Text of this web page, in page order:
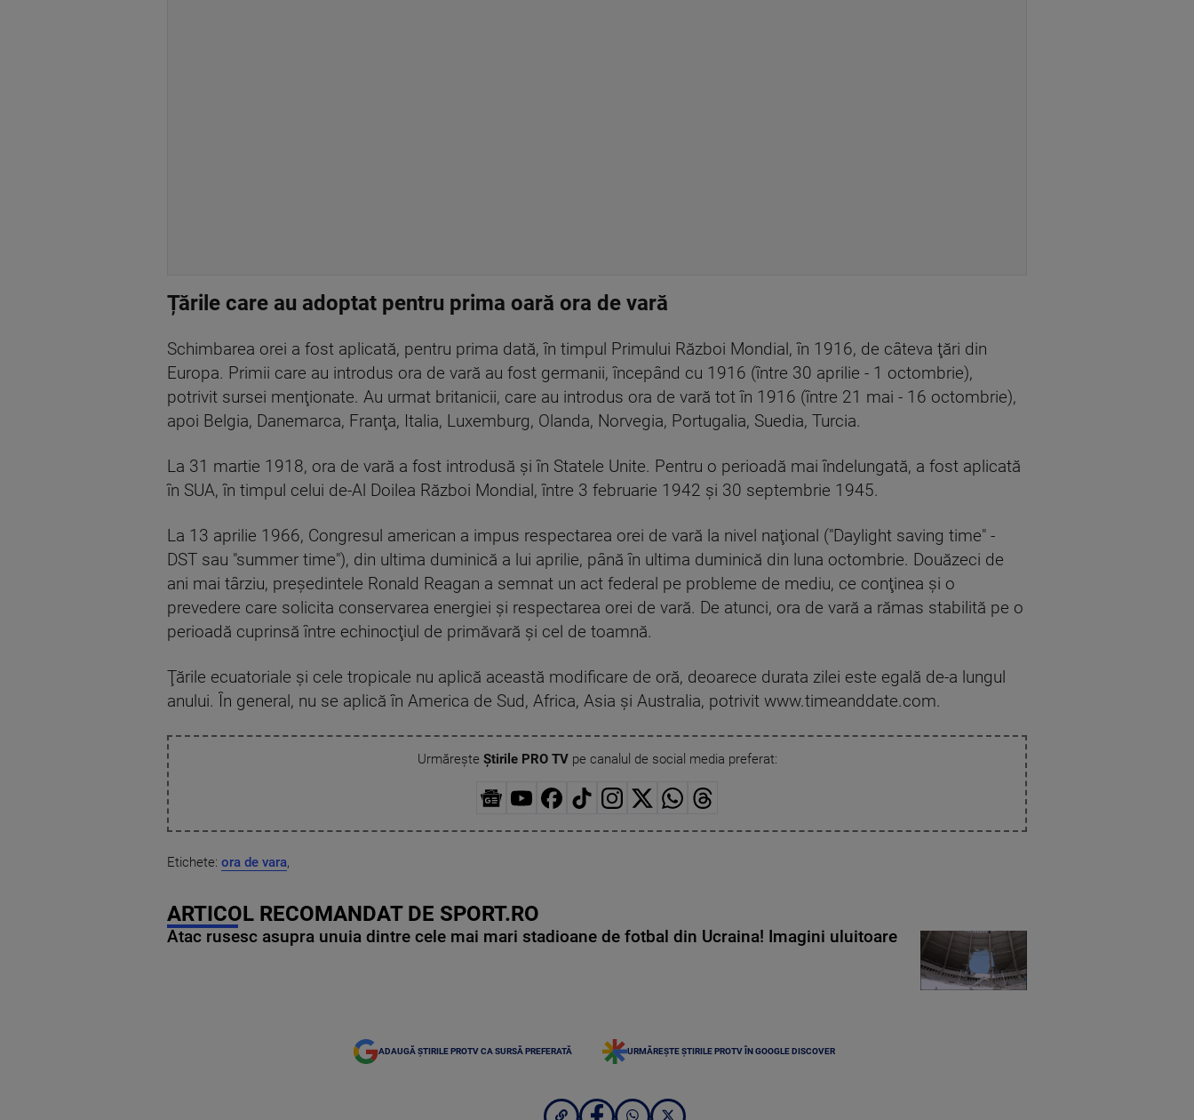
Țările care au adoptat pentru prima oară ora de vară
Schimbarea orei a fost aplicată, pentru prima dată, în timpul Primului Război Mondial, în 1916, de câteva ţări din
Europa. Primii care au introdus ora de vară au fost germanii, începând cu 1916 (între 30 aprilie - 1 octombrie),
potrivit sursei menţionate. Au urmat britanicii, care au introdus ora de vară tot în 1916 (între 21 mai - 16 octombrie),
apoi Belgia, Danemarca, Franţa, Italia, Luxemburg, Olanda, Norvegia, Portugalia, Suedia, Turcia.
La 31 martie 1918, ora de vară a fost introdusă şi în Statele Unite. Pentru o perioadă mai îndelungată, a fost aplicată
în SUA, în timpul celui de-Al Doilea Război Mondial, între 3 februarie 1942 şi 30 septembrie 1945.
La 13 aprilie 1966, Congresul american a impus respectarea orei de vară la nivel naţional ("Daylight saving time" -
DST sau "summer time"), din ultima duminică a lui aprilie, până în ultima duminică din luna octombrie. Douăzeci de
ani mai târziu, preşedintele Ronald Reagan a semnat un act federal pe probleme de mediu, ce conţinea şi o
prevedere care solicita conservarea energiei şi respectarea orei de vară. De atunci, ora de vară a rămas stabilită pe o
perioadă cuprinsă între echinocţiul de primăvară şi cel de toamnă.
Ţările ecuatoriale şi cele tropicale nu aplică această modificare de oră, deoarece durata zilei este egală de-a lungul
anului. În general, nu se aplică în America de Sud, Africa, Asia şi Australia, potrivit www.timeanddate.com.
Urmărește Știrile PRO TVpe canalul de social media preferat:
Etichete: ora de vara,
ARTICOL RECOMANDAT DE SPORT.RO
Atac rusesc asupra unuia dintre cele mai mari stadioane de fotbal din Ucraina! Imagini uluitoare
ADAUGĂ ȘTIRILE PROTV CA SURSĂ PREFERATĂ URMĂREȘTE ȘTIRILE PROTV ÎN GOOGLE DISCOVER